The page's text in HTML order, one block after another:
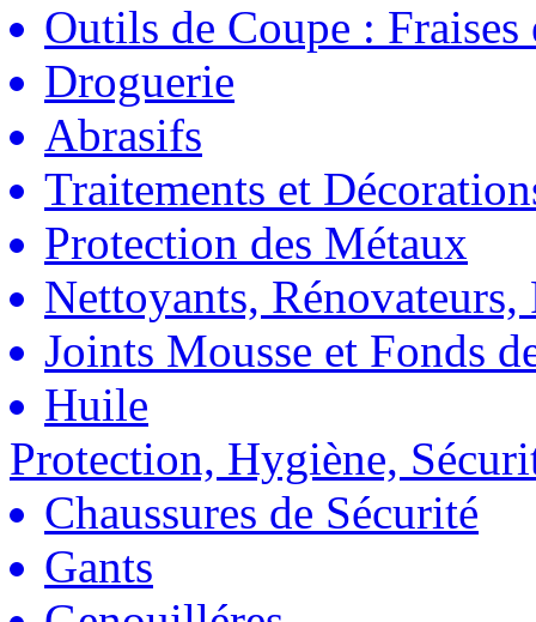
Outils de Coupe : Fraises
Droguerie
Abrasifs
Traitements et
Protection des Métaux
Nettoyants, Rénovateurs,
Joints Mousse et Fonds
Huile
Protection, Hygiène,
Chaussures de Sécurité
Gants